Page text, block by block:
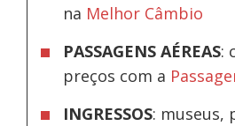
na Melhor Câmbio
PASSAGENS AÉREAS:
preços com a
INGRESSOS: museus,